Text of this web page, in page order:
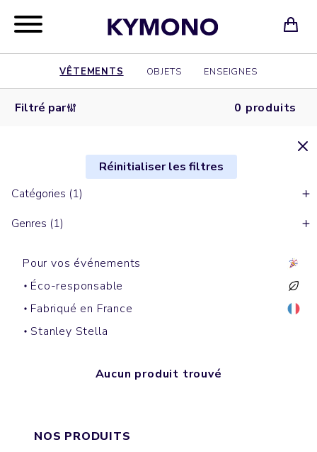
VÊTEMENTS OBJETS ENSEIGNES
Filtré par 0 produits
Réinitialiser les filtres
Catégories (1)
Genres (1)
Pour vos événements
Éco-responsable
Fabriqué en France
Stanley Stella
Aucun produit trouvé
NOS PRODUITS